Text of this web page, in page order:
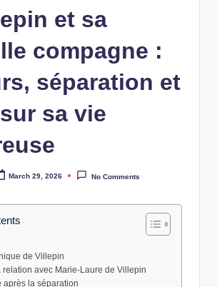
et sa
compagne :
séparation et
sa vie
March 29, 2026 No Comments
de Villepin
relation avec Marie-Laure de Villepin
après la séparation